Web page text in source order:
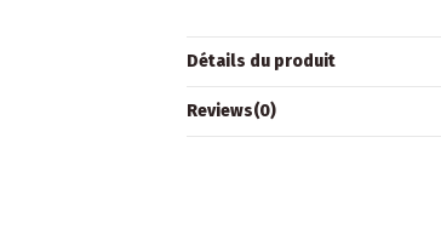
Détails du produit
Reviews(0)